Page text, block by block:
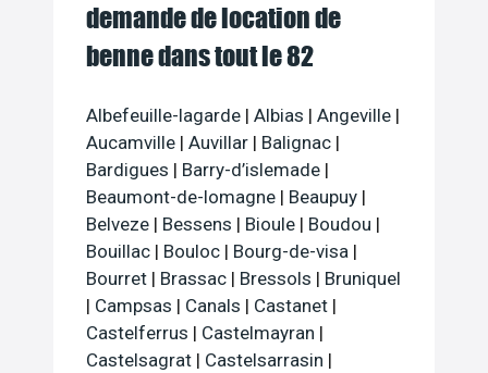
demande de location de
benne dans tout le 82
Albefeuille-lagarde | Albias | Angeville |
Aucamville | Auvillar | Balignac |
Bardigues | Barry-d’islemade |
Beaumont-de-lomagne | Beaupuy |
Belveze | Bessens | Bioule | Boudou |
Bouillac | Bouloc | Bourg-de-visa |
Bourret | Brassac | Bressols | Bruniquel
| Campsas | Canals | Castanet |
Castelferrus | Castelmayran |
Castelsagrat | Castelsarrasin |